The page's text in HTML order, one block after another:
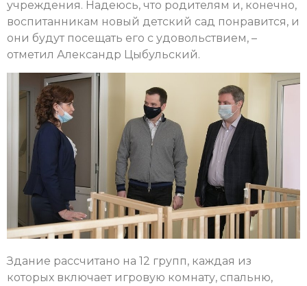
учреждения. Надеюсь, что родителям и, конечно,
воспитанникам новый детский сад понравится, и
они будут посещать его с удовольствием, –
отметил Александр Цыбульский.
Здание рассчитано на 12 групп, каждая из
которых включает игровую комнату, спальню,